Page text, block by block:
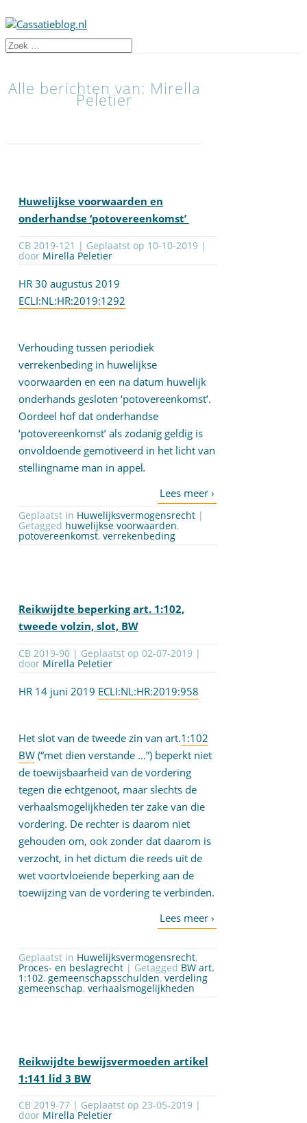
Alle berichten van: Mirella
Peletier
Huwelijkse voorwaarden en
onderhandse ‘potovereenkomst’
CB 2019-121 | Geplaatst op 10-10-2019 |
door Mirella Peletier
HR 30 augustus 2019
ECLI:NL:HR:2019:1292
Verhouding tussen periodiek
verrekenbeding in huwelijkse
voorwaarden en een na datum huwelijk
onderhands gesloten ‘potovereenkomst’.
Oordeel hof dat onderhandse
‘potovereenkomst’ als zodanig geldig is
onvoldoende gemotiveerd in het licht van
stellingname man in appel.
Geplaatst in Huwelijksvermogensrecht
Getagged huwelijkse voorwaarden,
potovereenkomst, verrekenbeding
Reikwijdte beperking art. 1:102,
tweede volzin, slot, BW
CB 2019-90 | Geplaatst op 02-07-2019 |
door Mirella Peletier
HR 14 juni 2019 ECLI:NL:HR:2019:958
Het slot van de tweede zin van art.1:102
BW (“met dien verstande …”) beperkt niet
de toewijsbaarheid van de vordering
tegen die echtgenoot, maar slechts de
verhaalsmogelijkheden ter zake van die
vordering. De rechter is daarom niet
gehouden om, ook zonder dat daarom is
verzocht, in het dictum die reeds uit de
wet voortvloeiende beperking aan de
toewijzing van de vordering te verbinden.
Geplaatst in Huwelijksvermogensrecht,
Proces- en beslagrecht | Getagged BW art.
1:102, gemeenschapsschulden,verdeling
gemeenschap, verhaalsmogelijkheden
Reikwijdte bewijsvermoeden artikel
1:141 lid 3 BW
CB 2019-77 | Geplaatst op 23-05-2019 |
door Mirella Peletier